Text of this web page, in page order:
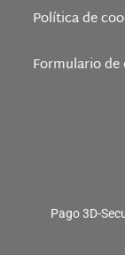
Política de
Formulario
Pago 3D-